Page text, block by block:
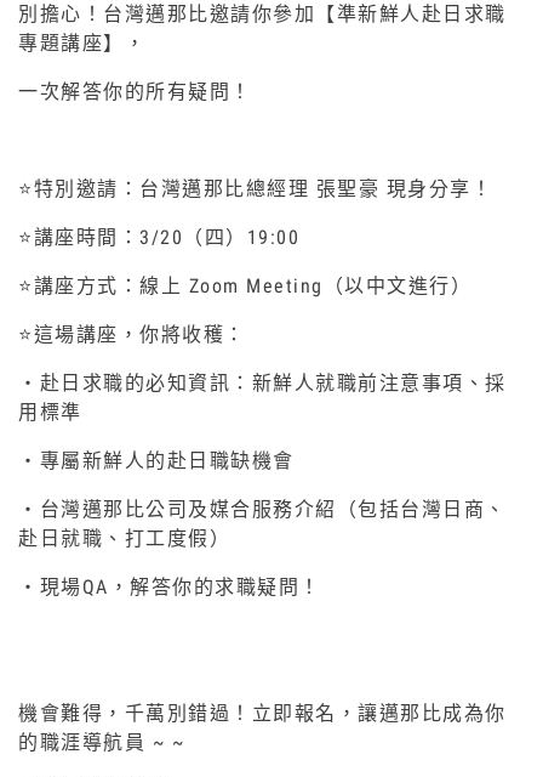
別擔心！台灣邁那比邀請你參加【準新鮮人赴日求職
專題講座】，
一次解答你的所有疑問！
⭐特別邀請：台灣邁那比總經理 張聖豪 現身分享！
⭐講座時間：3/20（四）19:00
⭐講座方式：線上 Zoom Meeting（以中文進行）
⭐這場講座，你將收穫：
・赴日求職的必知資訊：新鮮人就職前注意事項、採
用標準
・專屬新鮮人的赴日職缺機會
・台灣邁那比公司及媒合服務介紹（包括台灣日商、
赴日就職、打工度假）
・現場QA，解答你的求職疑問！
機會難得，千萬別錯過！立即報名，讓邁那比成為你
的職涯導航員 ~ ~